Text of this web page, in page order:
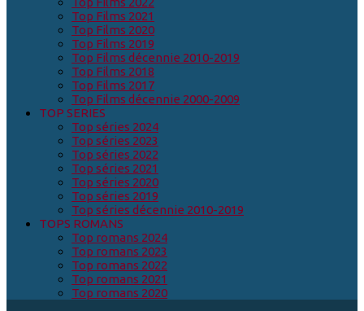
Top Films 2021
Top Films 2020
Top Films 2019
Top Films décennie 2010-2019
Top Films 2018
Top Films 2017
Top Films décennie 2000-2009
TOP SERIES
Top séries 2024
Top séries 2023
Top séries 2022
Top séries 2021
Top séries 2020
Top séries 2019
Top séries décennie 2010-2019
TOPS ROMANS
Top romans 2024
Top romans 2023
Top romans 2022
Top romans 2021
Top romans 2020